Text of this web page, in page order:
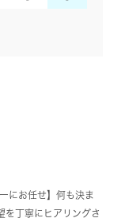
にお任せ】何も決ま
を丁寧にヒアリングさ